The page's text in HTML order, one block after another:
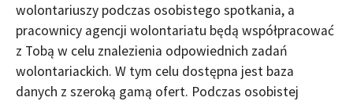
wolontariuszy podczas osobistego spotkania, a
pracownicy agencji wolontariatu będą współpracować
z Tobą w celu znalezienia odpowiednich zadań
wolontariackich. W tym celu dostępna jest baza
danych z szeroką gamą ofert. Podczas osobistej